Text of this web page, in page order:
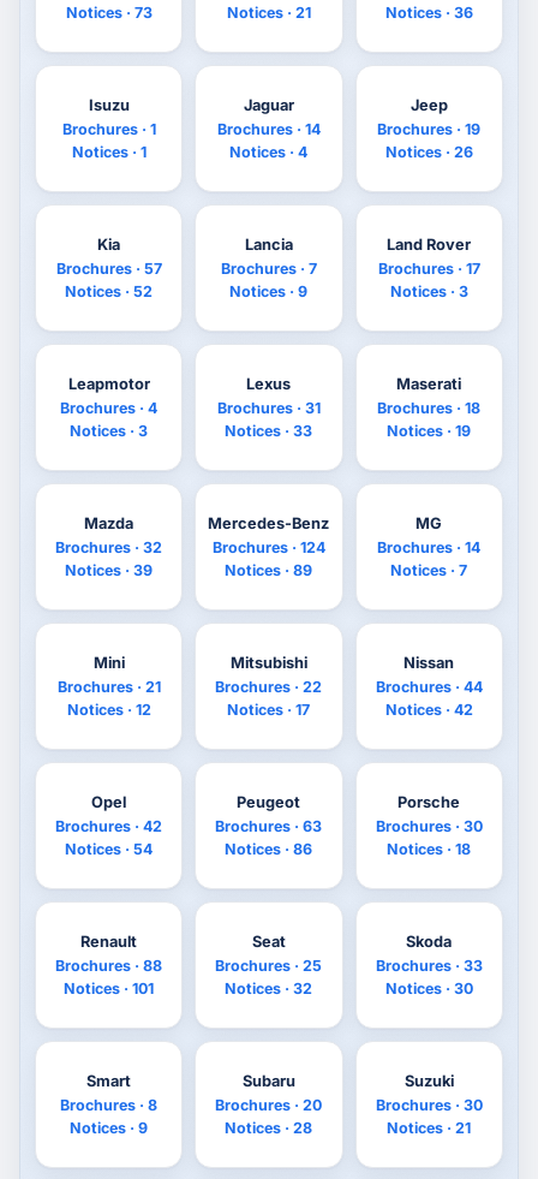
Notices · 73
Notices · 21
Notices · 36
Isuzu
Brochures · 1
Notices · 1
Jaguar
Brochures · 14
Notices · 4
Jeep
Brochures · 19
Notices · 26
Kia
Brochures · 57
Notices · 52
Lancia
Brochures · 7
Notices · 9
Land Rover
Brochures · 17
Notices · 3
Leapmotor
Brochures · 4
Notices · 3
Lexus
Brochures · 31
Notices · 33
Maserati
Brochures · 18
Notices · 19
Mazda
Brochures · 32
Notices · 39
Mercedes-Benz
Brochures · 124
Notices · 89
MG
Brochures · 14
Notices · 7
Mini
Brochures · 21
Notices · 12
Mitsubishi
Brochures · 22
Notices · 17
Nissan
Brochures · 44
Notices · 42
Opel
Brochures · 42
Notices · 54
Peugeot
Brochures · 63
Notices · 86
Porsche
Brochures · 30
Notices · 18
Renault
Brochures · 88
Notices · 101
Seat
Brochures · 25
Notices · 32
Skoda
Brochures · 33
Notices · 30
Smart
Brochures · 8
Notices · 9
Subaru
Brochures · 20
Notices · 28
Suzuki
Brochures · 30
Notices · 21